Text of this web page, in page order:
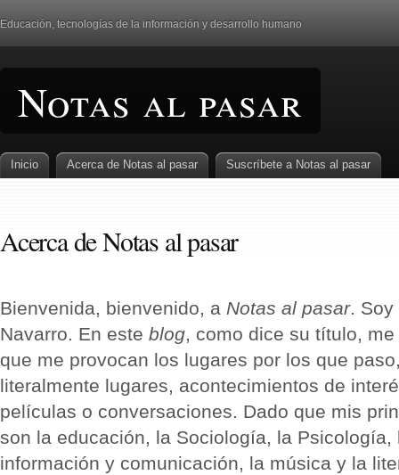
Educación, tecnologí­as de la información y desarrollo humano
Notas al pasar
Inicio Acerca de Notas al pasar Suscrí­bete a Notas al pasar
Acerca de Notas al pasar
Bienvenida, bienvenido, a Notas al pasar. Soy
Navarro. En este blog, como dice su tí­tulo,
que me provocan los lugares por los que
literalmente lugares, acontecimientos de
pelí­culas o conversaciones. Dado que mis
son la educación, la Sociologí­a, la
información y comunicación, la música y la